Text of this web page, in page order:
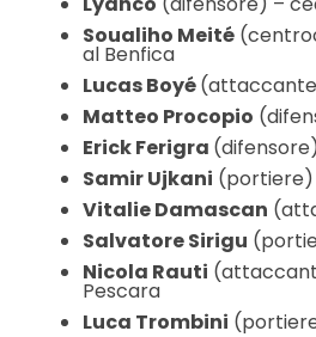
Soualiho Meité
al Benfica
Lucas Boyé
Matteo Procopio
Erick Ferigra
Samir Ujkani
Vitalie Damascan
Salvatore Sirigu
Nicola Rauti
Pescara
Luca Trombini